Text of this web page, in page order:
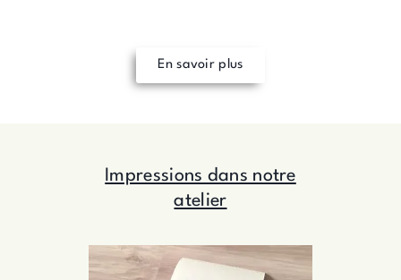
En savoir plus
Impressions dans notre
atelier